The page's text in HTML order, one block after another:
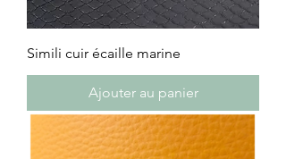
Simili cuir écaille marine
Ajouter au panier